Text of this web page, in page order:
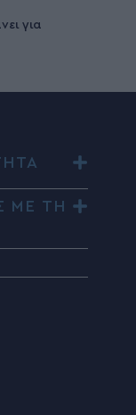
για
ΜΕ ΤΗ